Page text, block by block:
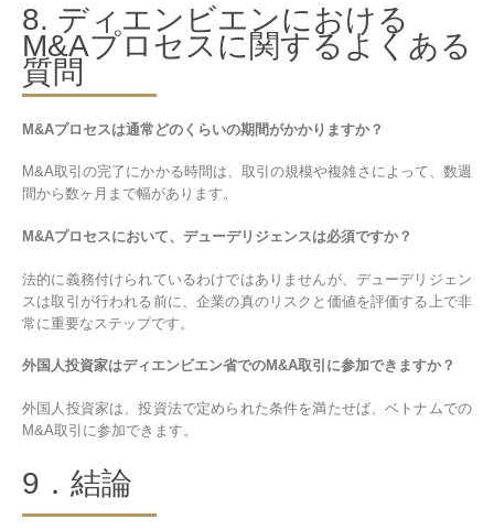
8. ディエンビエンにおける
M&Aプロセスに関するよくある
質問
M&Aプロセスは通常どのくらいの期間がかかりますか？
M&A取引の完了にかかる時間は、取引の規模や複雑さによって、数週
間から数ヶ月まで幅があります。
M&Aプロセスにおいて、デューデリジェンスは必須ですか？
法的に義務付けられているわけではありませんが、デューデリジェン
スは取引が行われる前に、企業の真のリスクと価値を評価する上で非
常に重要なステップです。
外国人投資家はディエンビエン省でのM&A取引に参加できますか？
外国人投資家は、投資法で定められた条件を満たせば、ベトナムでの
M&A取引に参加できます。
9．結論